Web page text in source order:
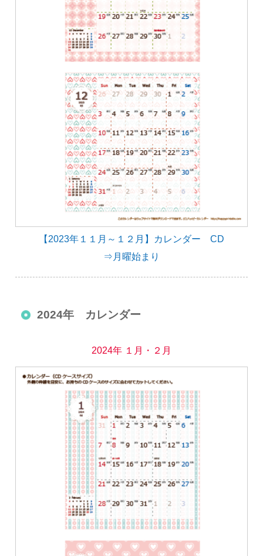
【2023年１１月～１２月】カレンダー CD
⇒月曜始まり
2024年 カレンダー
2024年 １月・２月